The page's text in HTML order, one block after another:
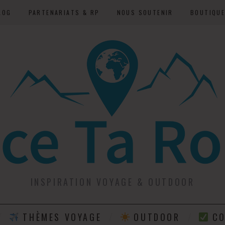
PARTENARIATS & RP NOUS SOUTENIR BOUTIQUE
THÈMES VOYAGE OUTDOOR